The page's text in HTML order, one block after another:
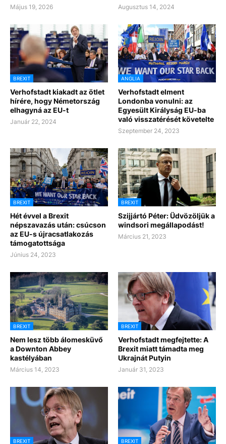
Május 19, 2026 Augusztus 14, 2024
BREXIT
Verhofstadt kiakadt az ötlet
hírére, hogy Németország
elhagyná az EU-t
Január 22, 2024
ANGLIA
Verhofstadt elment
Londonba vonulni: az
Egyesült Királyság EU-ba
való visszatérését követelte
Szeptember 24, 2023
BREXIT
Hét évvel a Brexit
népszavazás után: csúcson
az EU-s újracsatlakozás
támogatottsága
Június 24, 2023
BREXIT
Szijjártó Péter: Üdvözöljük a
windsori megállapodást!
Március 21, 2023
BREXIT
Nem lesz több álomesküvő
a Downton Abbey
kastélyában
Március 14, 2023
BREXIT
Verhofstadt megfejtette: A
Brexit miatt támadta meg
Ukrajnát Putyin
Január 31, 2023
BREXIT BREXIT